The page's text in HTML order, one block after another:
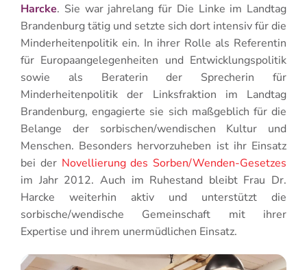
Harcke. Sie war jahrelang für Die Linke im Landtag
Brandenburg tätig und setzte sich dort intensiv für die
Minderheitenpolitik ein. In ihrer Rolle als Referentin
für Europaangelegenheiten und Entwicklungspolitik
sowie als Beraterin der Sprecherin für
Minderheitenpolitik der Linksfraktion im Landtag
Brandenburg, engagierte sie sich maßgeblich für die
Belange der sorbischen/wendischen Kultur und
Menschen. Besonders hervorzuheben ist ihr Einsatz
bei der Novellierung des Sorben/Wenden-Gesetzes
im Jahr 2012. Auch im Ruhestand bleibt Frau Dr.
Harcke weiterhin aktiv und unterstützt die
sorbische/wendische Gemeinschaft mit ihrer
Expertise und ihrem unermüdlichen Einsatz.